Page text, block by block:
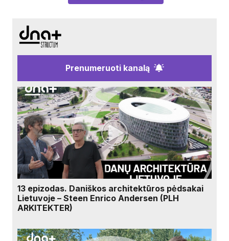
Prenumeruoti kanalą
13 epizodas. Daniškos architektūros pėdsakai
Lietuvoje – Steen Enrico Andersen (PLH
ARKITEKTER)